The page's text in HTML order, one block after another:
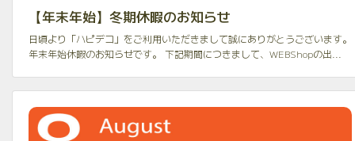
【年末年始】冬期休暇のお知らせ
日頃より「ハピデコ」をご利用いただきまして誠にありがとうございます。
年末年始休暇のお知らせです。 下記期間につきまして、WEBShopの出...